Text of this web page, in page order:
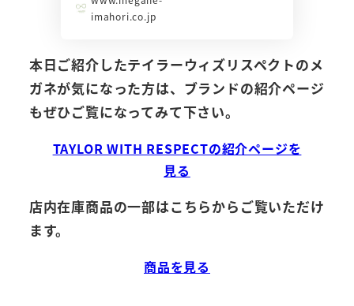
imahori.co.jp
本日ご紹介したテイラーウィズリスペクトのメ
ガネが気になった方は、ブランドの紹介ページ
もぜひご覧になってみて下さい。
TAYLOR WITH RESPECTの紹介ページを
見る
店内在庫商品の一部はこちらからご覧いただけ
ます。
商品を見る